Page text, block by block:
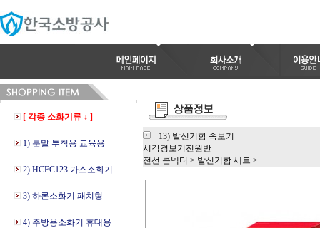
[ 각종 소화기류 ↓ ]
1) 분말 투척용 교육용
2) HCFC123 가스소화기
3) 하론소화기 패치형
4) 주방용소화기 휴대용
13) 발신기함 속보기
시각경보기전원반
전선 콘넥터 > 발신기함 세트 >